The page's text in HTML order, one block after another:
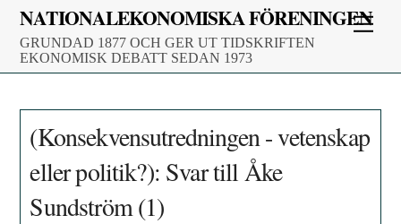
Skip
content
NATIONALEKONOMISKA FÖRENINGEN
GRUNDAD 1877 OCH GER UT TIDSKRIFTEN
EKONOMISK DEBATT SEDAN 1973
(Konsekvensutredningen - vetenskap
eller politik?): Svar till Åke
Sundström (1)